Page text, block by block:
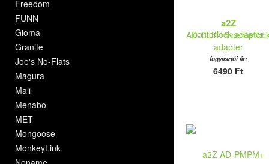
Freedom
FUNN
Gioma
Granite
Joe's No-Flats
Magura
Mali
Menabo
MET
Mongoose
MonkeyLink
a2Z
AD-CLK-15
adapter
fogyasztói ár:
6490 Ft